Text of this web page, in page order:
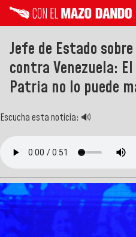
Jefe de Estado
contra Venezuela:
Patria no lo puede
Escucha esta noticia: 🔊